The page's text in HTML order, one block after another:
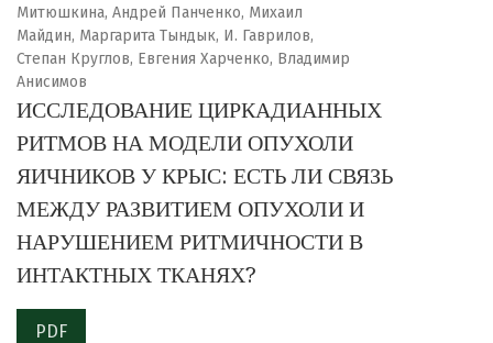
Митюшкина, Андрей Панченко, Михаил
Майдин, Маргарита Тындык, И. Гаврилов,
Степан Круглов, Евгения Харченко, Владимир
Анисимов
ИССЛЕДОВАНИЕ ЦИРКАДИАННЫХ
РИТМОВ НА МОДЕЛИ ОПУХОЛИ
ЯИЧНИКОВ У КРЫС: ЕСТЬ ЛИ СВЯЗЬ
МЕЖДУ РАЗВИТИЕМ ОПУХОЛИ И
НАРУШЕНИЕМ РИТМИЧНОСТИ В
ИНТАКТНЫХ ТКАНЯХ?
PDF